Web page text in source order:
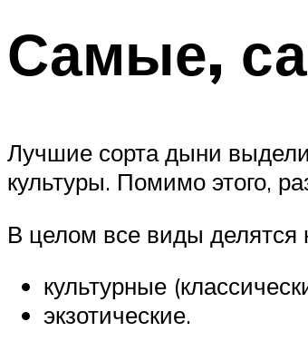
Самые,
Лучшие сорта дыни
культуры. Помимо этого,
В целом все виды делятся
культурные
экзотические.